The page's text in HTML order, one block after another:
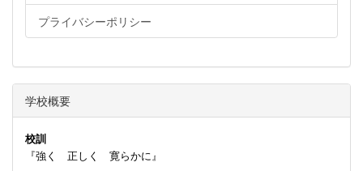
プライバシーポリシー
学校概要
校訓
『強く 正しく 寛らかに』